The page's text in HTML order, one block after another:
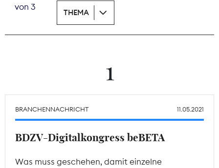
Wächterpreis
Mitgliederbereich
von 3
THEMA
1
BRANCHENNACHRICHT 11.05.2021
BDZV-Digitalkongress beBETA
Was muss geschehen, damit einzelne